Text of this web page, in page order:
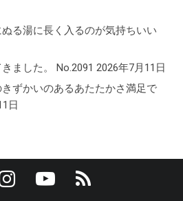
る湯に長く入るのが気持ちいい
ました。 No.2091 2026年7月11日
ずかいのあるあたたかさ満足で
日